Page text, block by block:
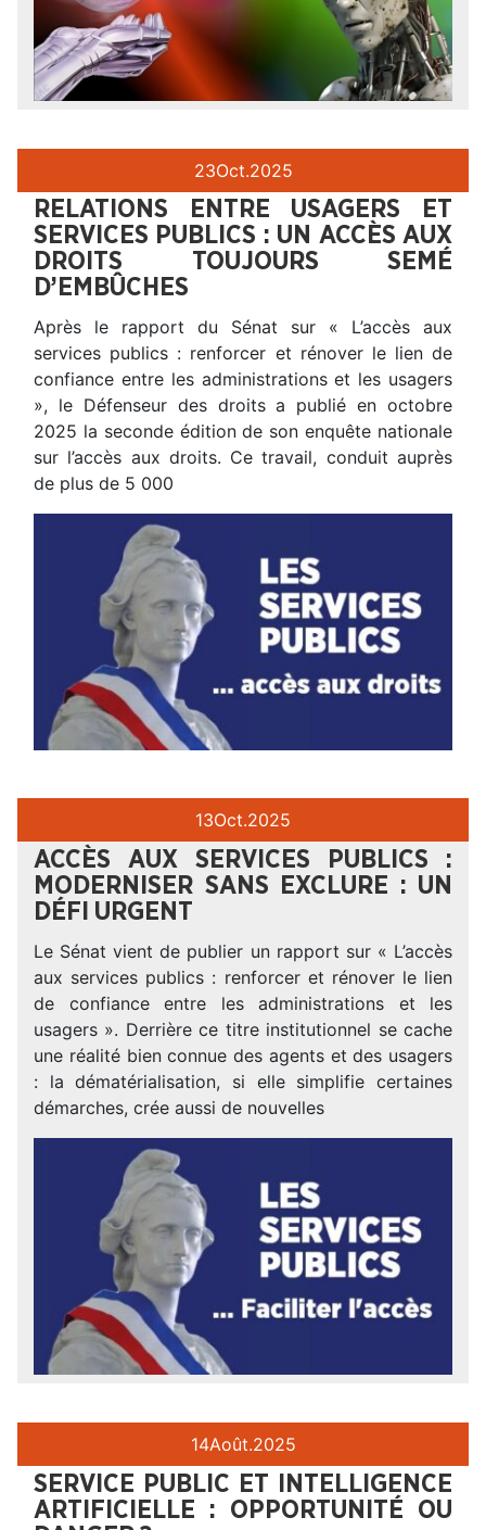
23Oct.2025
RELATIONS ENTRE USAGERS ET
SERVICES PUBLICS : UN ACCÈS AUX
DROITS TOUJOURS SEMÉ
D’EMBÛCHES
Après le rapport du Sénat sur « L’accès aux
services publics : renforcer et rénover le lien de
confiance entre les administrations et les usagers
», le Défenseur des droits a publié en octobre
2025 la seconde édition de son enquête nationale
sur l’accès aux droits. Ce travail, conduit auprès
de plus de 5 000
13Oct.2025
ACCÈS AUX SERVICES PUBLICS :
MODERNISER SANS EXCLURE : UN
DÉFI URGENT
Le Sénat vient de publier un rapport sur « L’accès
aux services publics : renforcer et rénover le lien
de confiance entre les administrations et les
usagers ». Derrière ce titre institutionnel se cache
une réalité bien connue des agents et des usagers
: la dématérialisation, si elle simplifie certaines
démarches, crée aussi de nouvelles
14Août.2025
SERVICE PUBLIC ET INTELLIGENCE
ARTIFICIELLE : OPPORTUNITÉ OU